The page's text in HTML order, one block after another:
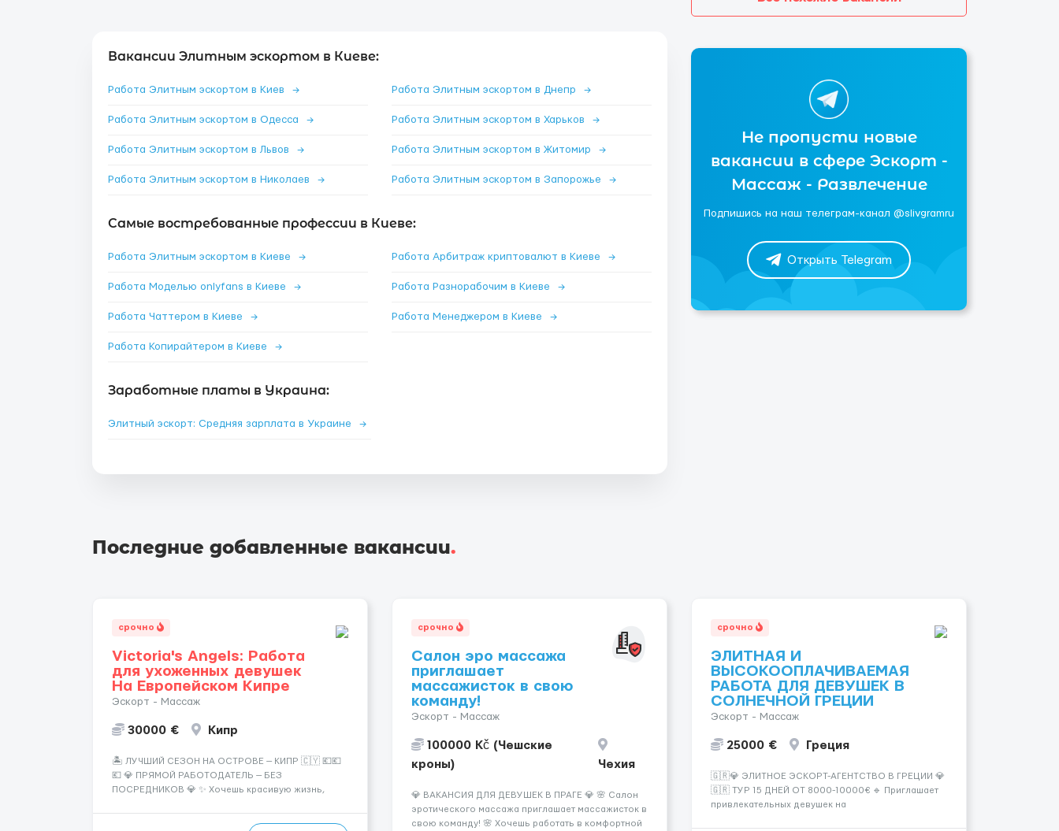
Вакансии Элитным эскортом в Киеве:
Работа Элитным эскортом в Киев → Работа Элитным эскортом в Днепр →
Работа Элитным эскортом в Одесса → Работа Элитным эскортом в Харьков →
Работа Элитным эскортом в Львов → Работа Элитным эскортом в Житомир →
Работа Элитным эскортом в Николаев → Работа Элитным эскортом в Запорожье →
Самые востребованные профессии в Киеве:
Работа Элитным эскортом в Киеве → Работа Арбитраж криптовалют в Киеве →
Работа Моделью onlyfans в Киеве → Работа Разнорабочим в Киеве →
Работа Чаттером в Киеве → Работа Менеджером в Киеве →
Работа Копирайтером в Киеве →
Заработные платы в Украина:
Элитный эскорт: Средняя зарплата в Украине →
Не пропусти новые
вакансии в сфере Эскорт -
Массаж - Развлечение
Подпишись на наш телеграм-канал @slivgramru
Открыть Telegram
Последние добавленные вакансии.
срочно
Victoria's Angels: Работа
для ухоженных девушек
На Европейском Кипре
Эскорт - Массаж
30000 € Кипр
🏝️ ЛУЧШИЙ СЕЗОН НА ОСТРОВЕ — КИПР 🇨🇾 💶💶
💶 💎 ПРЯМОЙ РАБОТОДАТЕЛЬ — БЕЗ
ПОСРЕДНИКОВ 💎 ✨ Хочешь красивую жизнь,
срочно
Салон эро массажа
приглашает
массажисток в свою
команду!
Эскорт - Массаж
100000 Kč (Чешские
кроны)
Чехия
💎 ВАКАНСИЯ ДЛЯ ДЕВУШЕК В ПРАГЕ 💎 🌸 Салон
эротического массажа приглашает массажисток в
свою команду! 🌸 Хочешь работать в комфортной
срочно
ЭЛИТНАЯ И
ВЫСОКООПЛАЧИВАЕМАЯ
РАБОТА ДЛЯ ДЕВУШЕК В
СОЛНЕЧНОЙ ГРЕЦИИ
Эскорт - Массаж
25000 € Греция
🇬🇷💎 ЭЛИТНОЕ ЭСКОРТ-АГЕНТСТВО В ГРЕЦИИ 💎
🇬🇷 ТУР 15 ДНЕЙ ОТ 8000-10000€ 🔹 Приглашает
привлекательных девушек на